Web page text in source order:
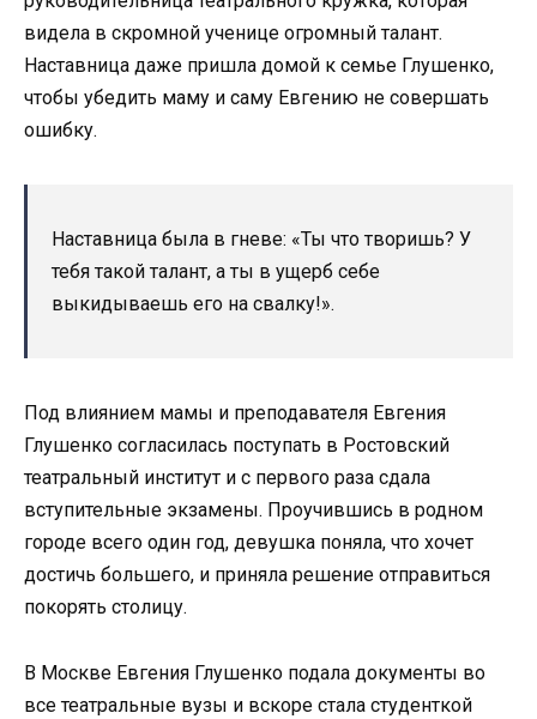
видела в скромной ученице огромный талант.
Наставница даже пришла домой к семье Глушенко,
чтобы убедить маму и саму Евгению не совершать
ошибку.
Наставница была в гневе: «Ты что творишь? У
тебя такой талант, а ты в ущерб себе
выкидываешь его на свалку!».
Под влиянием мамы и преподавателя Евгения
Глушенко согласилась поступать в Ростовский
театральный институт и с первого раза сдала
вступительные экзамены. Проучившись в родном
городе всего один год, девушка поняла, что хочет
достичь большего, и приняла решение отправиться
покорять столицу.
В Москве Евгения Глушенко подала документы во
все театральные вузы и вскоре стала студенткой